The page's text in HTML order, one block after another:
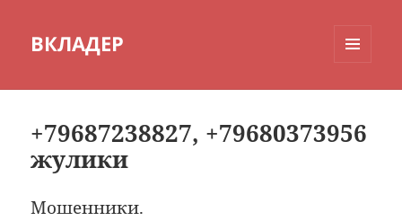
ВКЛАДЕР
+79687238827, +79680373956
жулики
Мошенники.